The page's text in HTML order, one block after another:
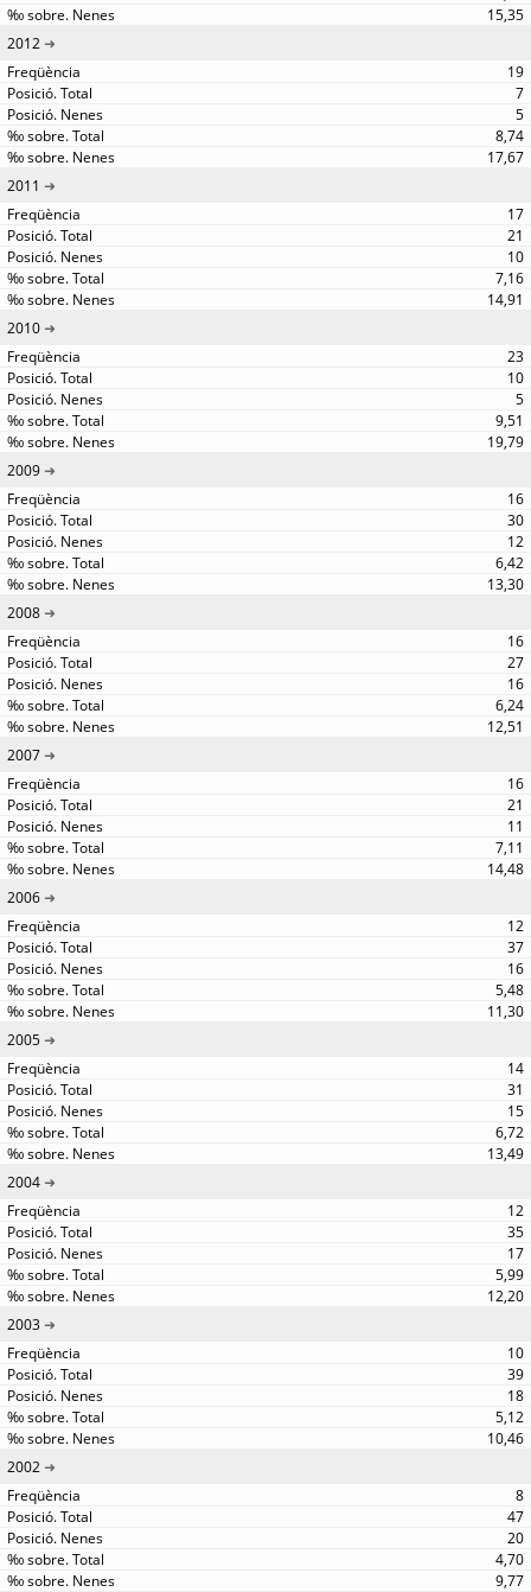
15,35
2012
19
7
5
8,74
17,67
2011
17
21
10
7,16
14,91
2010
23
10
5
9,51
19,79
2009
16
30
12
6,42
13,30
2008
16
27
16
6,24
12,51
2007
16
21
11
7,11
14,48
2006
12
37
16
5,48
11,30
2005
14
31
15
6,72
13,49
2004
12
35
17
5,99
12,20
2003
10
39
18
5,12
10,46
2002
8
47
20
4,70
9,77